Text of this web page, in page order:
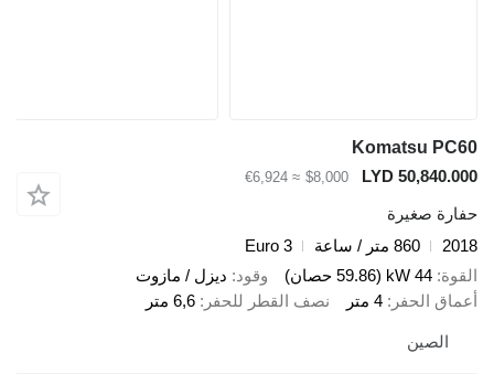
Komatsu
LYD
$8,000
≈ €6,924
صغيرة
860 متر / ساعة
Euro 3
44 kW (59.86 حصان) وقود
ديزل / مازوت
الحفر 4 متر نصف القطر للحفر 6,6 متر